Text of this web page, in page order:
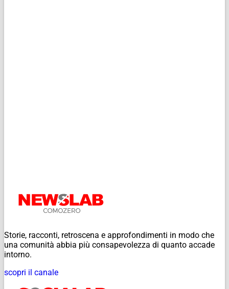
Storie, racconti, retroscena e approfondimenti in modo che
una comunità abbia più consapevolezza di quanto accade
intorno.
scopri il canale